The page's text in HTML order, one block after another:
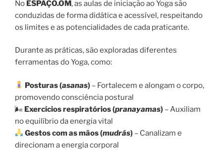
No ESPAÇO.OM, as aulas de iniciação ao Yoga são
conduzidas de forma didática e acessível, respeitando
os limites e as potencialidades de cada praticante.
Durante as práticas, são exploradas diferentes
ferramentas do Yoga, como:
Posturas (asanas) – Fortalecem e alongam o corpo,
promovendo consciência postural
🌬 Exercícios respiratórios (pranayamas) – Auxiliam
no equilíbrio da energia vital
Gestos com as mãos (mudrás) – Canalizam e
direcionam a energia corporal